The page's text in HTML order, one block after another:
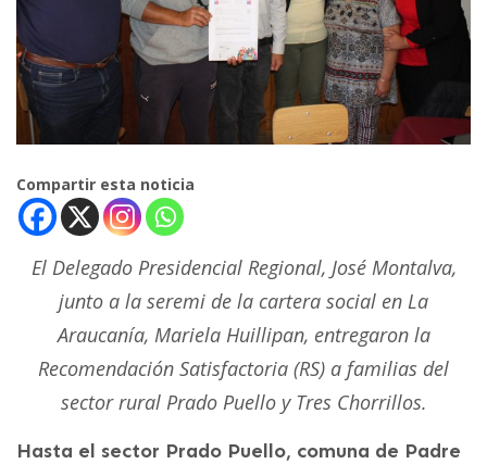
Compartir esta noticia
El Delegado Presidencial Regional, José Montalva,
junto a la seremi de la cartera social en La
Araucanía, Mariela Huillipan, entregaron la
Recomendación Satisfactoria (RS) a familias del
sector rural Prado Puello y Tres Chorrillos.
Hasta el sector Prado Puello, comuna de Padre